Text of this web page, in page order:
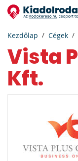
Kezdőlap Cégek
Vista Plus Offices
Kft.